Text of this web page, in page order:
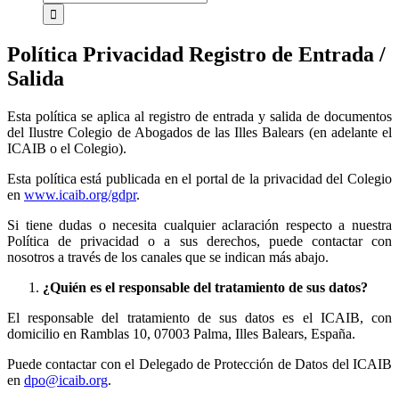
Política Privacidad Registro de Entrada /
Salida
Esta política se aplica al registro de entrada y salida de documentos
del Ilustre Colegio de Abogados de las Illes Balears (en adelante el
ICAIB o el Colegio).
Esta política está publicada en el portal de la privacidad del Colegio
en www.icaib.org/gdpr.
Si tiene dudas o necesita cualquier aclaración respecto a nuestra
Política de privacidad o a sus derechos, puede contactar con
nosotros a través de los canales que se indican más abajo.
¿Quién es el responsable del tratamiento de sus datos?
El responsable del tratamiento de sus datos es el ICAIB, con
domicilio en Ramblas 10, 07003 Palma, Illes Balears, España.
Puede contactar con el Delegado de Protección de Datos del ICAIB
en dpo@icaib.org.